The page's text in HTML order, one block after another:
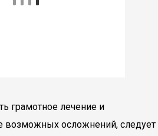
грамотное лечение и
возможных осложнений, следует